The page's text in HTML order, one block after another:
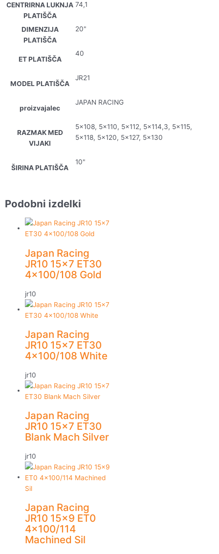
CENTRIRNA LUKNJA
PLATIŠČA
74,1
DIMENZIJA
PLATIŠČA
20"
ET PLATIŠČA
40
MODEL PLATIŠČA
JR21
proizvajalec
JAPAN RACING
RAZMAK MED
VIJAKI
5×108, 5×110, 5×112, 5×114,3, 5×115,
5×118, 5×120, 5×127, 5×130
ŠIRINA PLATIŠČA
10"
Podobni izdelki
Japan Racing
JR10 15×7 ET30
4×100/108 Gold
jr10
Japan Racing
JR10 15×7 ET30
4×100/108 White
jr10
Japan Racing
JR10 15×7 ET30
Blank Mach Silver
jr10
Japan Racing
JR10 15×9 ET0
4×100/114
Machined Sil